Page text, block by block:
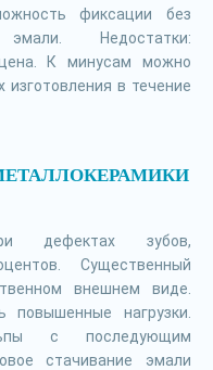
фиксации без
Недостатки:
К минусам можно
в течение
дефектах зубов,
Существенный
внешнем виде.
повышенные нагрузки.
с последующим
стачивание эмали